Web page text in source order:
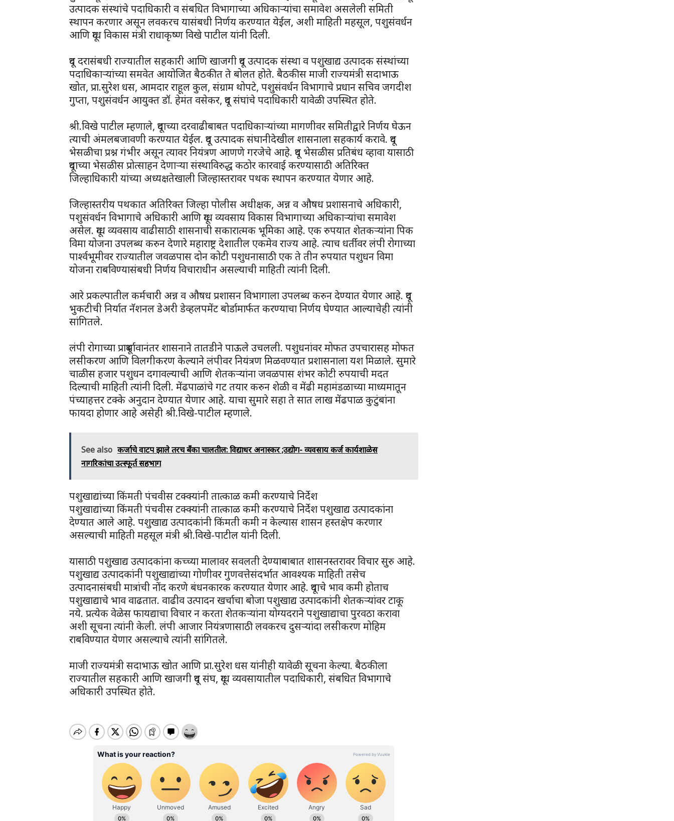
उत्पादक संस्थांचे पदाधिकारी व संबधित विभागाच्या अधिकाऱ्यांचा समावेश असलेली समिती
स्थापन करणार असून लवकरच यासंबधी निर्णय करण्यात येईल, अशी माहिती महसूल, पशुसंवर्धन
आणि दूग्ध विकास मंत्री राधाकृष्ण विखे पाटील यांनी दिली.
दूध दरासंबधी राज्यातील सहकारी आणि खाजगी दूध उत्पादक संस्था व पशुखाद्य उत्पादक संस्थांच्या
पदाधिकाऱ्यांच्या समवेत आयोजित बैठकीत ते बोलत होते. बैठकीस माजी राज्यमंत्री सदाभाऊ
खोत, प्रा.सुरेश धस, आमदार राहूल कुल, संग्राम थोपटे, पशुसंवर्धन विभागाचे प्रधान सचिव जगदीश
गुप्ता, पशुसंवर्धन आयुक्त डॉ. हेमंत वसेकर, दूध संघांचे पदाधिकारी यावेळी उपस्थित होते.
श्री.विखे पाटील म्हणाले, दूधाच्या दरवाढीबाबत पदाधिकाऱ्यांच्या मागणीवर समितीद्वारे निर्णय घेऊन
त्याची अंमलबजावणी करण्यात येईल. दूध उत्पादक संघानीदेखील शासनाला सहकार्य करावे. दूध
भेसळीचा प्रश्न गंभीर असून त्यावर नियंत्रण आणणे गरजेचे आहे. दूध भेसळीस प्रतिबंध व्हावा यासाठी
दूधाच्या भेसळीस प्रोत्साहन देणाऱ्या संस्थाविरुद्ध कठोर कारवाई करण्यासाठी अतिरिक्त
जिल्हाधिकारी यांच्या अध्यक्षतेखाली जिल्हास्तरावर पथक स्थापन करण्यात येणार आहे.
जिल्हास्तरीय पथकात अतिरिक्त जिल्हा पोलीस अधीक्षक, अन्न व औषध प्रशासनाचे अधिकारी,
पशुसंवर्धन विभागाचे अधिकारी आणि दूग्ध व्यवसाय विकास विभागाच्या अधिकाऱ्यांचा समावेश
असेल. दूग्ध व्यवसाय वाढीसाठी शासनाची सकारात्मक भूमिका आहे. एक रुपयात शेतकऱ्यांना पिक
विमा योजना उपलब्ध करुन देणारे महाराष्ट्र देशातील एकमेव राज्य आहे. त्याच धर्तीवर लंपी रोगाच्या
पार्श्वभूमीवर राज्यातील जवळपास दोन कोटी पशुधनासाठी एक ते तीन रुपयात पशुधन विमा
योजना राबविण्यासंबधी निर्णय विचाराधीन असल्याची माहिती त्यांनी दिली.
आरे प्रकल्पातील कर्मचारी अन्न व औषध प्रशासन विभागाला उपलब्ध करुन देण्यात येणार आहे. दूध
भुकटीची निर्यात नॅशनल डेअरी डेव्हलपमेंट बोर्डामार्फत करण्याचा निर्णय घेण्यात आल्याचेही त्यांनी
सांगितले.
लंपी रोगाच्या प्रादूर्भावानंतर शासनाने तातडीने पाऊले उचलली. पशुधनांवर मोफत उपचारासह मोफत
लसीकरण आणि विलगीकरण केल्याने लंपीवर नियंत्रण मिळवण्यात प्रशासनाला यश मिळाले. सुमारे
चाळीस हजार पशुधन दगावल्याची आणि शेतकऱ्यांना जवळपास शंभर कोटी रुपयाची मदत
दिल्याची माहिती त्यांनी दिली. मेंढपाळांचे गट तयार करुन शेळी व मेंढी महामंडळाच्या माध्यमातून
पंच्याहत्तर टक्के अनुदान देण्यात येणार आहे. याचा सुमारे सहा ते सात लाख मेंढपाळ कुटुंबांना
फायदा होणार आहे असेही श्री.विखे-पाटील म्हणाले.
See also कर्जाचे वाटप झाले तरच बॅंका चालतील: विद्याधर अनास्कर ;उद्योग- व्यवसाय कर्ज कार्यशाळेस
नागरिकांचा उत्स्फूर्त सहभाग
पशुखाद्यांच्या किंमती पंचवीस टक्क्यांनी तात्काळ कमी करण्याचे निर्देश
पशुखाद्यांच्या किंमती पंचवीस टक्क्यांनी तात्काळ कमी करण्याचे निर्देश पशुखाद्य उत्पादकांना
देण्यात आले आहे. पशुखाद्य उत्पादकांनी किंमती कमी न केल्यास शासन हस्तक्षेप करणार
असल्याची माहिती महसूल मंत्री श्री.विखे-पाटील यांनी दिली.
यासाठी पशुखाद्य उत्पादकांना कच्च्या मालावर सवलती देण्याबाबात शासनस्तरावर विचार सुरु आहे.
पशुखाद्य उत्पादकांनी पशुखाद्यांच्या गोणीवर गुणवत्तेसंदर्भात आवश्यक माहिती तसेच
उत्पादनासंबधी मात्रांची नोंद करणे बंधनकारक करण्यात येणार आहे. दूधाचे भाव कमी होताच
पशुखाद्याचे भाव वाढतात. वाढीव उत्पादन खर्चाचा बोजा पशुखाद्य उत्पादकांनी शेतकऱ्यांवर टाकू
नये. प्रत्येक वेळेस फायद्याचा विचार न करता शेतकऱ्यांना योग्यदराने पशुखाद्याचा पुरवठा करावा
अशी सूचना त्यांनी केली. लंपी आजार नियंत्रणासाठी लवकरच दुसऱ्यांदा लसीकरण मोहिम
राबविण्यात येणार असल्याचे त्यांनी सांगितले.
माजी राज्यमंत्री सदाभाऊ खोत आणि प्रा.सुरेश धस यांनीही यावेळी सूचना केल्या. बैठकीला
राज्यातील सहकारी आणि खाजगी दूध संघ, दूग्ध व्यवसायातील पदाधिकारी, संबधित विभागाचे
अधिकारी उपस्थित होते.